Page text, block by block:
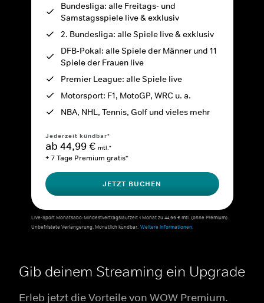
Bundesliga: alle Freitags- und
Samstagsspiele live & exklusiv
2. Bundesliga: alle Spiele live & exklusiv
DFB-Pokal: alle Spiele der Männer und 11
Spiele der Frauen live
Premier League: alle Spiele live
Motorsport: F1, MotoGP, WRC u. a.
NBA, NHL, Tennis, Golf und vieles mehr
Jederzeit kündbar*
ab 44,99 € mtl.*
+ 7 Tage Premium gratis*
JETZT BUCHEN
Live-Sport Monatsabo: Mindestvertragslaufzeit 1 Monat zu 44,99 € mtl. (ohne Premium).
Unbefristete Verlängerung. Monatlich kündbar. Weitere Informationen.
Gib deinem Streaming ein Upgrade
Erleb jetzt die Vorteile von WOW Premium.